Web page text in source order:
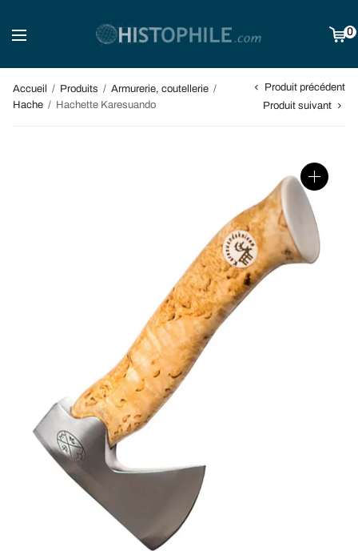
0
Accueil / Produits / Armurerie, coutellerie /
Hache / Hachette Karesuando
Produit précédent
Produit suivant